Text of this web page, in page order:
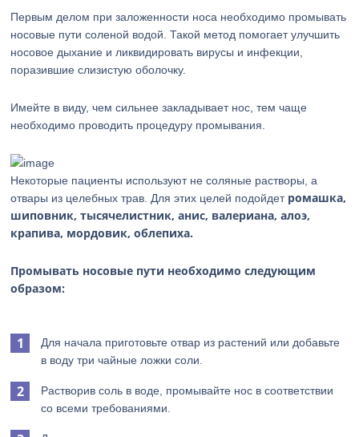
Первым делом при заложенности носа необходимо промывать
носовые пути соленой водой. Такой метод помогает улучшить
носовое дыхание и ликвидировать вирусы и инфекции,
поразившие слизистую оболочку.
Имейте в виду, чем сильнее закладывает нос, тем чаще
необходимо проводить процедуру промывания.
Некоторые пациенты используют не соляные растворы, а
отвары из целебных трав. Для этих целей подойдет ромашка,
шиповник, тысячелистник, анис, валериана, алоэ,
крапива, мордовик, облепиха.
Промывать носовые пути необходимо следующим
образом:
Для начала приготовьте отвар из растений или добавьте
в воду три чайные ложки соли.
Растворив соль в воде, промывайте нос в соответствии
со всеми требованиями.